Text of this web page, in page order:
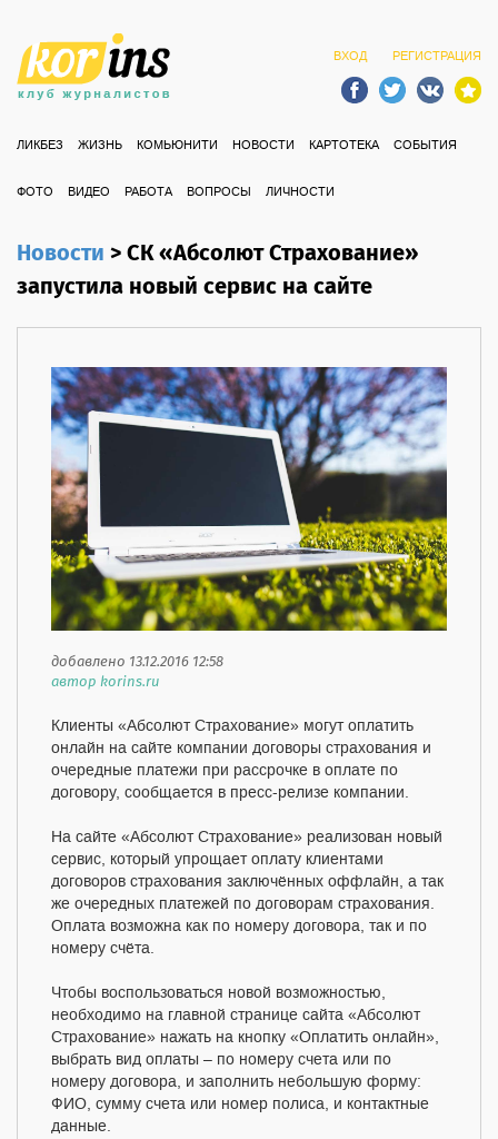
ВХОД РЕГИСТРАЦИЯ
ЛИКБЕЗ ЖИЗНЬ КОМЬЮНИТИ НОВОСТИ КАРТОТЕКА СОБЫТИЯ
ФОТО ВИДЕО РАБОТА ВОПРОСЫ ЛИЧНОСТИ
Новости>СК «Абсолют Страхование»
запустила новый сервис на сайте
добавлено 13.12.2016 12:58
автор korins.ru
Клиенты «Абсолют Страхование» могут оплатить
онлайн на сайте компании договоры страхования и
очередные платежи при рассрочке в оплате по
договору, сообщается в пресс-релизе компании.
На сайте «Абсолют Страхование» реализован новый
сервис, который упрощает оплату клиентами
договоров страхования заключённых оффлайн, а так
же очередных платежей по договорам страхования.
Оплата возможна как по номеру договора, так и по
номеру счёта.
Чтобы воспользоваться новой возможностью,
необходимо на главной странице сайта «Абсолют
Страхование» нажать на кнопку «Оплатить онлайн»,
выбрать вид оплаты – по номеру счета или по
номеру договора, и заполнить небольшую форму:
ФИО, сумму счета или номер полиса, и контактные
данные.